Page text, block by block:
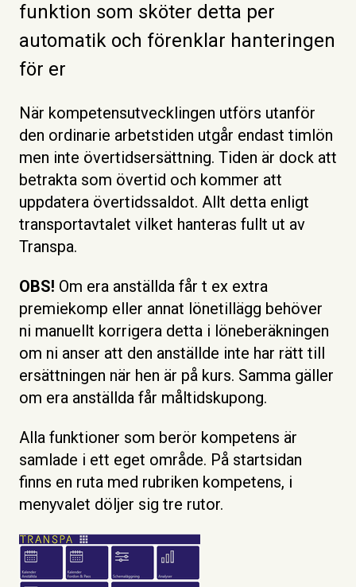
funktion som sköter detta per
automatik och förenklar hanteringen
för er
När kompetensutvecklingen utförs utanför
den ordinarie arbetstiden utgår endast timlön
men inte övertidsersättning. Tiden är dock att
betrakta som övertid och kommer att
uppdatera övertidssaldot. Allt detta enligt
transportavtalet vilket hanteras fullt ut av
Transpa.
OBS! Om era anställda får t ex extra
premiekomp eller annat lönetillägg behöver
ni manuellt korrigera detta i löneberäkningen
om ni anser att den anställde inte har rätt till
ersättningen när hen är på kurs. Samma gäller
om era anställda får måltidskupong.
Alla funktioner som berör kompetens är
samlade i ett eget område. På startsidan
finns en ruta med rubriken kompetens, i
menyvalet döljer sig tre rutor.